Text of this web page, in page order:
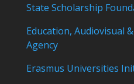
State Scholarship
Education, Audiovisual
Agency
Erasmus Universities